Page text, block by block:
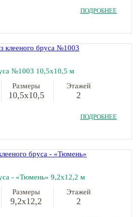
ПОДРОБНЕЕ
№1003 10,5х10,5 м
Размеры
10,5х10,5
Этажей
2
ПОДРОБНЕЕ
- «Тюмень» 9,2х12,2 м
Размеры
9,2х12,2
Этажей
2